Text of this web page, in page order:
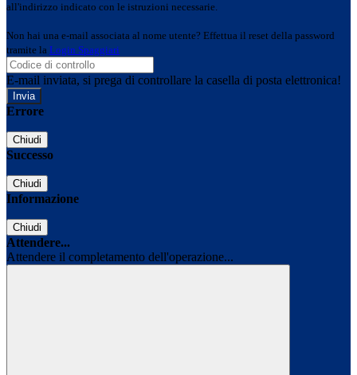
all'indirizzo indicato con le istruzioni necessarie.
Non hai una e-mail associata al nome utente? Effettua il reset della password
tramite la Login Spaggiari
E-mail inviata, si prega di controllare la casella di posta elettronica!
Errore
Chiudi
Successo
Chiudi
Informazione
Chiudi
Attendere...
Attendere il completamento dell'operazione...